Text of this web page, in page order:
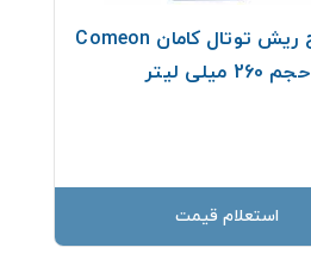
ژل اصلاح ريش توتال کامان Comeon
حجم 260 ميلی لیتر
استعلام قیمت